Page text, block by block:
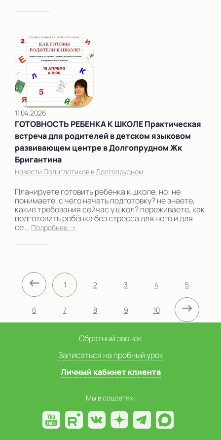
11.04.2026
ГОТОВНОСТЬ РЕБЕНКА К ШКОЛЕ Практическая
встреча для родителей в детском языковом
развивающем центре в Долгопрудном Жк
Бригантина
Новости Полиглотиков в Долгопрудном
Планируете готовить ребёнка к школе, но: не
понимаете, с чего начать подготовку? не знаете,
какие требования сейчас у школ? переживаете, как
подготовить ребёнка без стресса для него и для
се... Подробнее →
← 1 2 3 4 5
6 7 8 9 10 →
Обратный звонок
Записаться на пробный урок
Личный кабинет клиента
Мы в соцсетях: